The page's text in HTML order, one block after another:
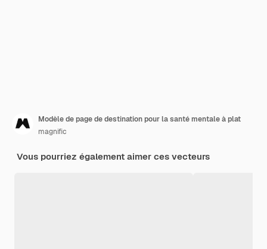
Modèle de page de destination pour la santé mentale à plat
magnific
Vous pourriez également aimer ces vecteurs